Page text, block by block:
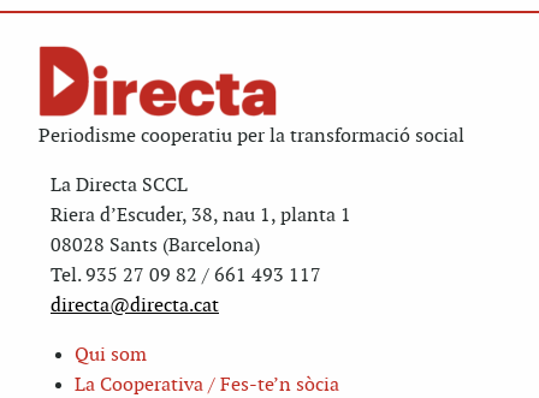
Periodisme cooperatiu per la transformació social
La Directa SCCL
Riera d’Escuder, 38, nau 1, planta 1
08028 Sants (Barcelona)
Tel. 935 27 09 82 / 661 493 117
directa@directa.cat
Qui som
La Cooperativa / Fes-te’n sòcia